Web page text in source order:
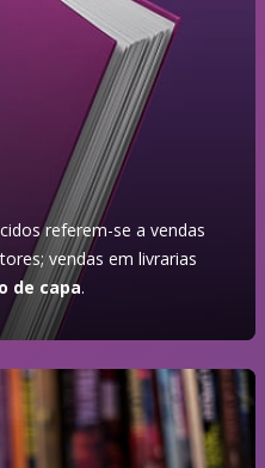
referem-se a vendas
vendas em livrarias
de capa.